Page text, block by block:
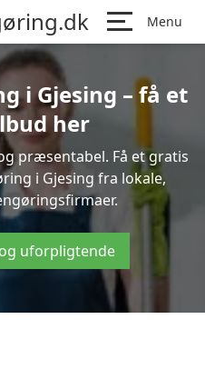
Menu
i Gjesing – få et
her
præsentabel. Få et gratis
i Gjesing fra lokale,
uforpligtende